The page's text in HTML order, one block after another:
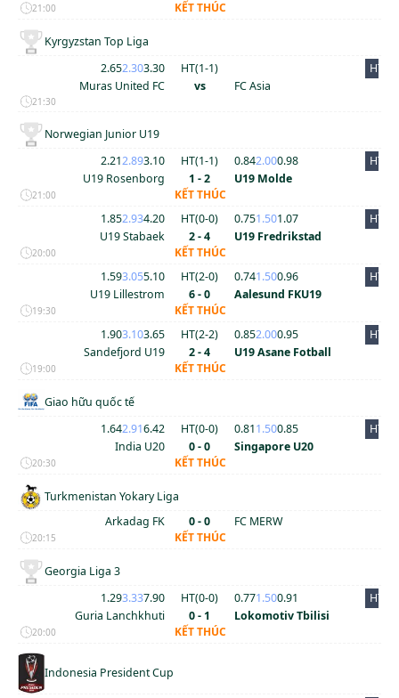
21:00 KẾT THÚC
Kyrgyzstan Top Liga
2.652.303.30 HT(1-1)
HT
Muras United FC
vs FC Asia
21:30
Norwegian Junior U19
2.212.893.10 HT(1-1) 0.842.000.98
HT
U19 Rosenborg
1 - 2 U19 Molde
21:00
KẾT THÚC
1.852.934.20 HT(0-0) 0.751.501.07
HT
U19 Stabaek
2 - 4 U19 Fredrikstad
20:00
KẾT THÚC
1.593.055.10 HT(2-0) 0.741.500.96
HT
U19 Lillestrom
6 - 0 Aalesund FKU19
19:30
KẾT THÚC
1.903.103.65 HT(2-2) 0.852.000.95
HT
Sandefjord U19
2 - 4 U19 Asane Fotball
19:00 KẾT THÚC
Giao hữu quốc tế
1.642.916.42 HT(0-0) 0.811.500.85
HT
India U20
0 - 0 Singapore U20
20:30 KẾT THÚC
Turkmenistan Yokary Liga
Arkadag FK
0 - 0 FC MERW
20:15 KẾT THÚC
Georgia Liga 3
1.293.337.90 HT(0-0) 0.771.500.91
HT
Guria Lanchkhuti
0 - 1 Lokomotiv Tbilisi
20:00 KẾT THÚC
Indonesia President Cup